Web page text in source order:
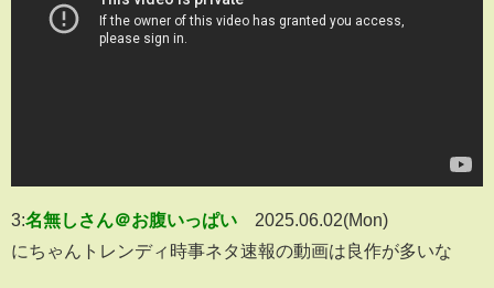
3:名無しさん＠お腹いっぱい
2025.06.02(Mon)
にちゃんトレンディ時事ネタ速報の動画は良作が多いな